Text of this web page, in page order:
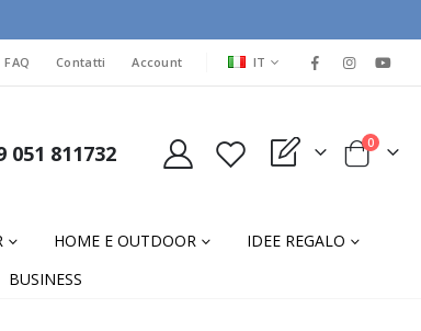
FAQ Contatti Account LINGUA
IT
051 811732 My Quote Cart
0elementi
HOME E OUTDOOR
IDEE REGALO
BUSINESS